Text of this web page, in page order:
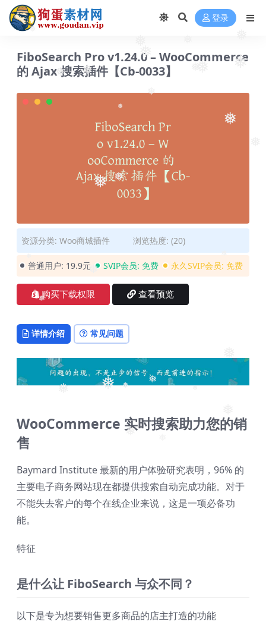
❅
❅
❅
❅
❅
❅
❅
❅
❅
❅ ❅
❅
❅ ❅
登录
FiboSearch Pro v1.24.0 – WooCommerce
的 Ajax 搜索插件【Cb-0033】
资源分类: Woo商城插件 浏览热度: (20)
普通用户: 19.9元 SVIP会员: 免费 永久SVIP会员: 免费
购买下载权限 查看预览
详情介绍 常见问题
WooCommerce 实时搜索助力您的销
售
Baymard Institute 最新的用户体验研究表明，96% 的
主要电子商务网站现在都提供搜索自动完成功能。对于
不能失去客户的每个在线企业来说，这是一项必备功
能。
特征
是什么让 FiboSearch 与众不同？
以下是专为想要销售更多商品的店主打造的功能